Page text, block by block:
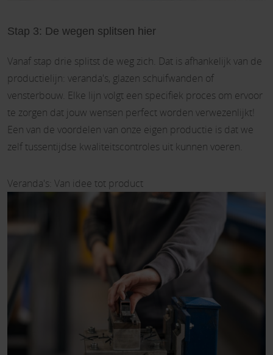
Stap 3: De wegen splitsen hier
Vanaf stap drie splitst de weg zich. Dat is afhankelijk van de
productielijn: veranda's, glazen schuifwanden of
vensterbouw. Elke lijn volgt een specifiek proces om ervoor
te zorgen dat jouw wensen perfect worden verwezenlijkt!
Een van de voordelen van onze eigen productie is dat we
zelf tussentijdse kwaliteitscontroles uit kunnen voeren.
Veranda's: Van idee tot product